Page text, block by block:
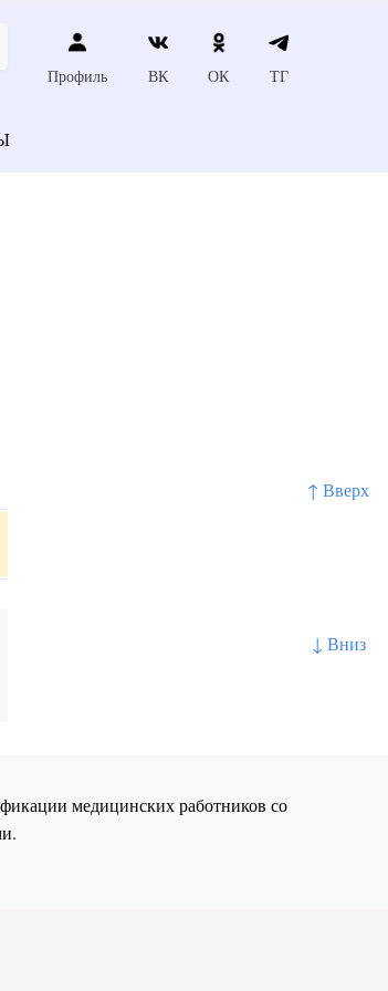
↑ Вверх
↓ Вниз
Профиль ВК ОК ТГ
медицинских работников со